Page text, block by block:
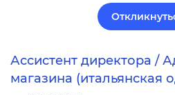
Ассистент директора /
магазина (итальянская